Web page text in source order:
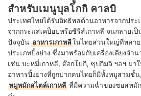
สำหรับเมนูบุลโกกิ คาลบิ
ประเทศไทยได้รับอิทธิพลด้านอาหารจากประ
จากกระแสเคป็อปหรือซีรีส์เกาหลี จนกลายเ
ปัจจุบัน อาหารเกาหลีในไทยส่วนใหญ่ที่หลา
ประเภทปิ้งย่าง ซึ่งมาพร้อมกับเครื่องเคียงจำ
เช่น บะหมี่เกาหลี, ต๊อกโบกี, ซุปกิมจิ ฯลฯ มา
อาหารปิ้งย่างที่ถูกปากคนไทยก็มีทั้งหมูสามชั้
หมูหมักสไตล์เกาหลี ที่มีความฉ่ำของซอสหมั